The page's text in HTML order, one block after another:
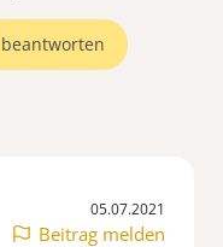
beantworten
05.07.2021
Beitrag melden